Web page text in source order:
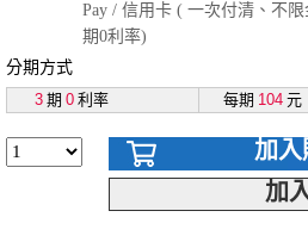
Pay / 信用卡 ( 一次付清、不
期0利率)
分期方式
3 期 0 利率 每期 104 元
加入
加